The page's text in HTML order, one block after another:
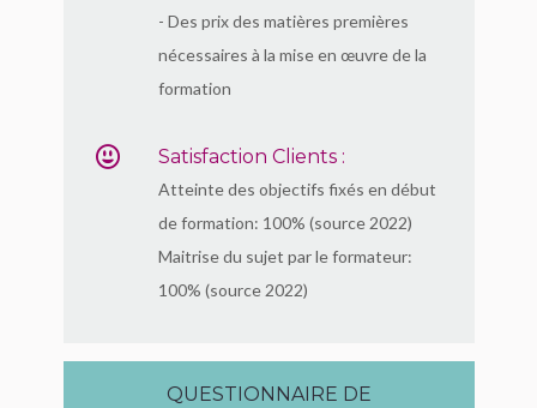
- Des prix des matières premières
nécessaires à la mise en œuvre de la
formation
Satisfaction Clients :
Atteinte des objectifs fixés en début
de formation: 100% (source 2022)
Maitrise du sujet par le formateur:
100% (source 2022)
QUESTIONNAIRE DE